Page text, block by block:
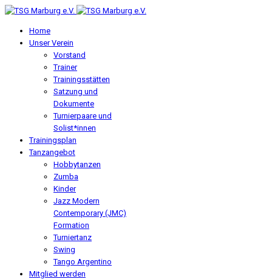
Home
Unser Verein
Vorstand
Trainer
Trainingsstätten
Satzung und
Dokumente
Turnierpaare und
Solist*innen
Trainingsplan
Tanzangebot
Hobbytanzen
Zumba
Kinder
Jazz Modern
Contemporary (JMC)
Formation
Turniertanz
Swing
Tango Argentino
Mitglied werden